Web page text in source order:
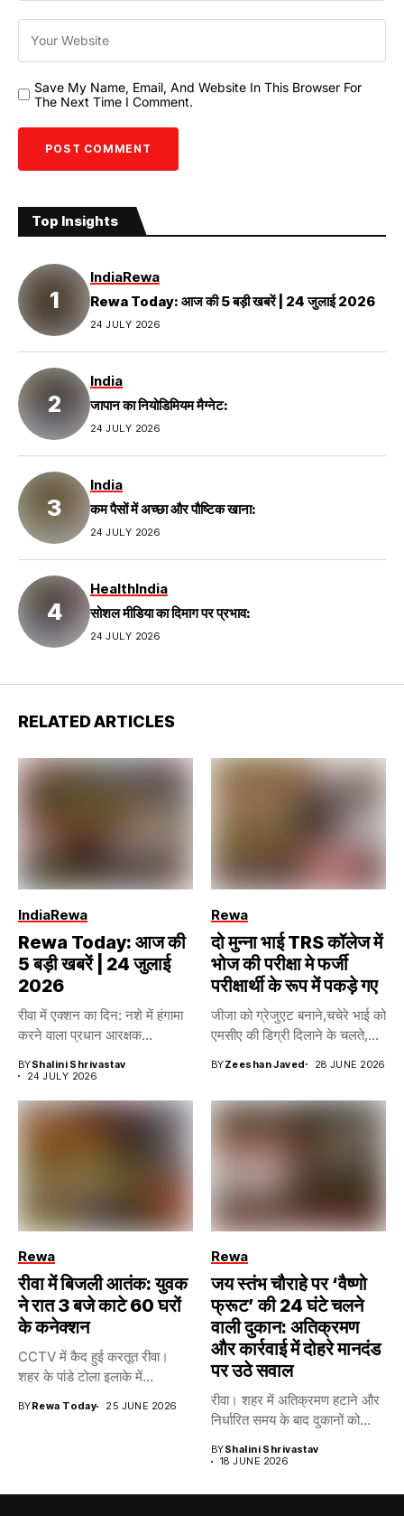
Save My Name, Email, And Website In This Browser For
The Next Time I Comment.
Top Insights
IndiaRewa
Rewa Today: आज की 5 बड़ी खबरें | 24 जुलाई 2026
24 JULY 2026
India
जापान का नियोडिमियम मैग्नेट:
24 JULY 2026
India
कम पैसों में अच्छा और पौष्टिक खाना:
24 JULY 2026
HealthIndia
सोशल मीडिया का दिमाग पर प्रभाव:
24 JULY 2026
RELATED ARTICLES
IndiaRewa
Rewa Today: आज की
5 बड़ी खबरें | 24 जुलाई
2026
रीवा में एक्शन का दिन: नशे में हंगामा
करने वाला प्रधान आरक्षक...
BYShalini Shrivastav
24 JULY 2026
Rewa
दो मुन्ना भाई TRS कॉलेज में
भोज की परीक्षा मे फर्जी
परीक्षार्थी के रूप में पकड़े गए
जीजा को ग्रेजुएट बनाने,चचेरे भाई को
एमसीए की डिग्री दिलाने के चलते,...
BYZeeshan Javed 28 JUNE 2026
Rewa
रीवा में बिजली आतंक: युवक
ने रात 3 बजे काटे 60 घरों
के कनेक्शन
CCTV में कैद हुई करतूत रीवा।
शहर के पांडे टोला इलाके में...
BYRewa Today 25 JUNE 2026
Rewa
जय स्तंभ चौराहे पर ‘वैष्णो
फ्रूट’ की 24 घंटे चलने
वाली दुकान: अतिक्रमण
और कार्रवाई में दोहरे मानदंड
पर उठे सवाल
रीवा। शहर में अतिक्रमण हटाने और
निर्धारित समय के बाद दुकानों को...
BYShalini Shrivastav
18 JUNE 2026